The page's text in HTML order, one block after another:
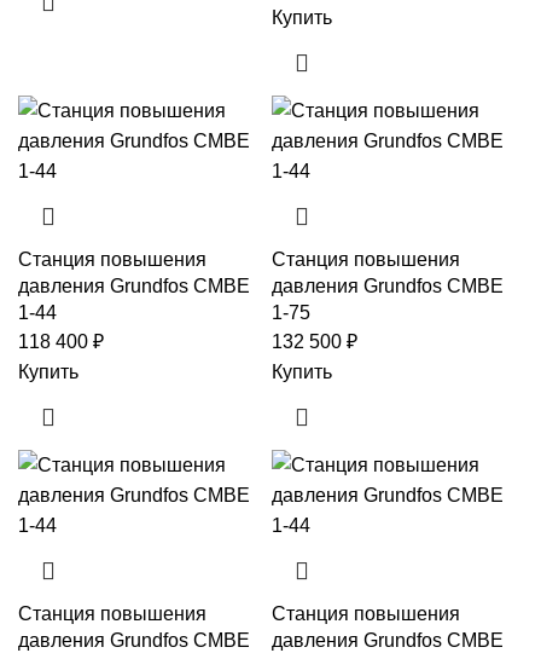
Купить
Станция повышения
давления Grundfos CMBE
1-44
118 400 ₽
Купить
Станция повышения
давления Grundfos CMBE
1-75
132 500 ₽
Купить
Станция повышения
давления Grundfos CMBE
Станция повышения
давления Grundfos CMBE